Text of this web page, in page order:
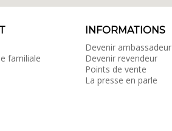
familiale
INFORMATIONS
Devenir ambassadeur
Devenir revendeur
Points de vente
La presse en parle